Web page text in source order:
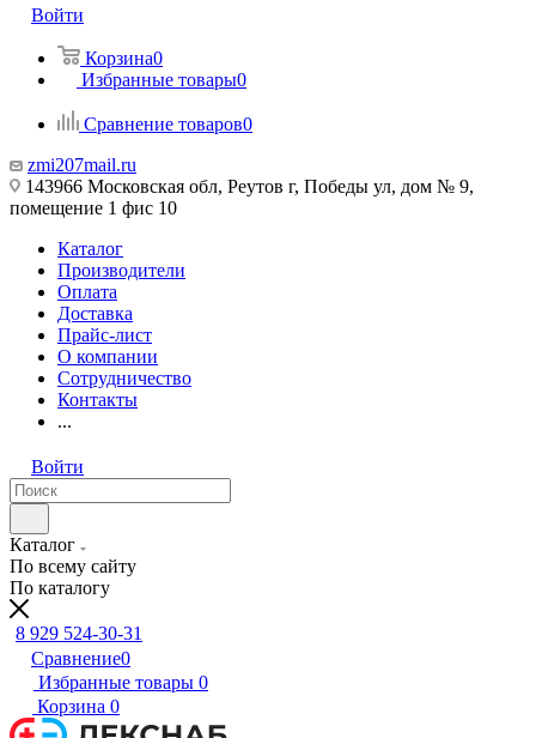
Войти
Корзина0
Избранные товары0
Сравнение товаров0
zmi207mail.ru
143966 Московская обл, Реутов г, Победы ул, дом № 9,
помещение 1 фис 10
Каталог
Производители
Оплата
Доставка
Прайс-лист
О компании
Сотрудничество
Контакты
...
Войти
Каталог
По всему сайту
По каталогу
8 929 524-30-31
Сравнение0
Избранные товары 0
Корзина 0